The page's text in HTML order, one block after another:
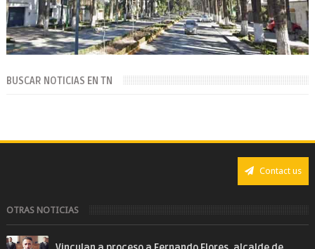
BUSCAR NOTICIAS EN TN
Contact us
OTRAS NOTICIAS